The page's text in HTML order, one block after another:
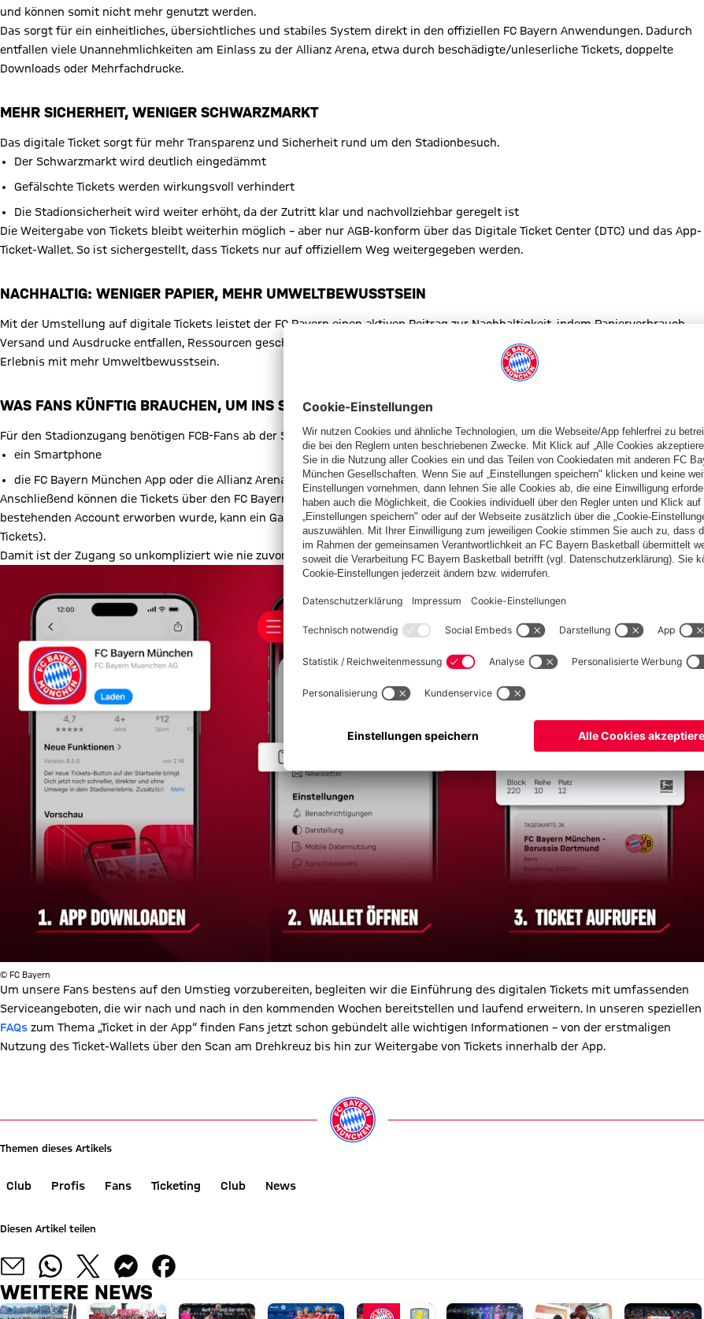
und können somit nicht mehr genutzt werden.
Das sorgt für ein einheitliches, übersichtliches und stabiles System direkt in den offiziellen FC Bayern Anwendungen. Dadurch
entfallen viele Unannehmlichkeiten am Einlass zu der Allianz Arena, etwa durch beschädigte/unleserliche Tickets, doppelte
Downloads oder Mehrfachdrucke.
MEHR SICHERHEIT, WENIGER SCHWARZMARKT
Das digitale Ticket sorgt für mehr Transparenz und Sicherheit rund um den Stadionbesuch.
Der Schwarzmarkt wird deutlich eingedämmt
Gefälschte Tickets werden wirkungsvoll verhindert
Die Stadionsicherheit wird weiter erhöht, da der Zutritt klar und nachvollziehbar geregelt ist
Die Weitergabe von Tickets bleibt weiterhin möglich – aber nur AGB-konform über das Digitale Ticket Center (DTC) und das App-
Ticket-Wallet. So ist sichergestellt, dass Tickets nur auf offiziellem Weg weitergegeben werden.
NACHHALTIG: WENIGER PAPIER, MEHR UMWELTBEWUSSTSEIN
Mit der Umstellung auf digitale Tickets leistet der FC Bayern einen aktiven Beitrag zur Nachhaltigkeit, indem Papierverbrauch,
Versand und Ausdrucke entfallen, Ressourcen geschont und Abfall reduziert werden – und verbindet so ein modernes Ticketing-
Erlebnis mit mehr Umweltbewusstsein.
WAS FANS KÜNFTIG BRAUCHEN, UM INS STADION ZU KOMMEN
Für den Stadionzugang benötigen FCB-Fans ab der Saison 2026/27 lediglich:
ein Smartphone
die FC Bayern München App oder die Allianz Arena App
Anschließend können die Tickets über den FC Bayern Account des Fans abgerufen werden. Wenn das Ticket nicht über einen
bestehenden Account erworben wurde, kann ein Gastaccount für die Ticketnutzung erstellt werden (z.B. bei weitergeleiteten
Tickets).
Damit ist der Zugang so unkompliziert wie nie zuvor: Ticket öffnen, scannen, Spiel genießen.
© FC Bayern
Um unsere Fans bestens auf den Umstieg vorzubereiten, begleiten wir die Einführung des digitalen Tickets mit umfassenden
Serviceangeboten, die wir nach und nach in den kommenden Wochen bereitstellen und laufend erweitern. In unseren speziellen
FAQs zum Thema „Ticket in der App“ finden Fans jetzt schon gebündelt alle wichtigen Informationen – von der erstmaligen
Nutzung des Ticket-Wallets über den Scan am Drehkreuz bis hin zur Weitergabe von Tickets innerhalb der App.
Themen dieses Artikels
Club Profis Fans Ticketing Club News
Diesen Artikel teilen
WEITERE NEWS